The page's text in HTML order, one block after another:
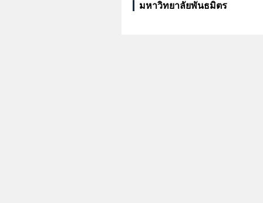
มหาวิทยาลัยพันธมิตร